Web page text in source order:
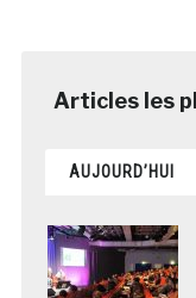
AUJOURD’HUI